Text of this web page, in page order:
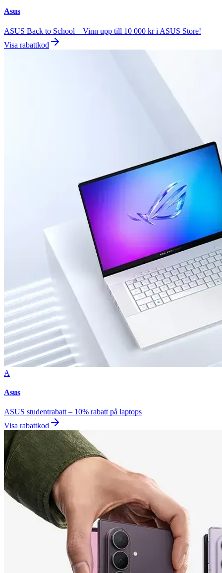
Asus
ASUS Back to School – Vinn upp till 10 000 kr i ASUS Store!
Visa rabattkod
A
Asus
ASUS studentrabatt – 10% rabatt på laptops
Visa rabattkod